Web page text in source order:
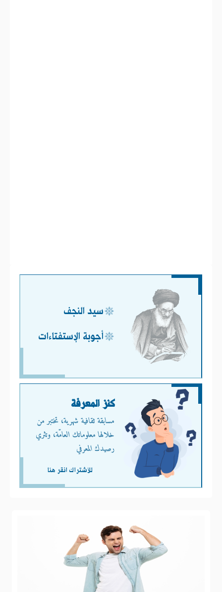
سيد النجف
أجوبة الإستفتاءات
كنز المعرفة
مسابقة ثقافية شهرية، تختبر من
خلالها معلوماتك العامّة، وتثري
رصيدك المعرفي
للأشتراك انقر هنا